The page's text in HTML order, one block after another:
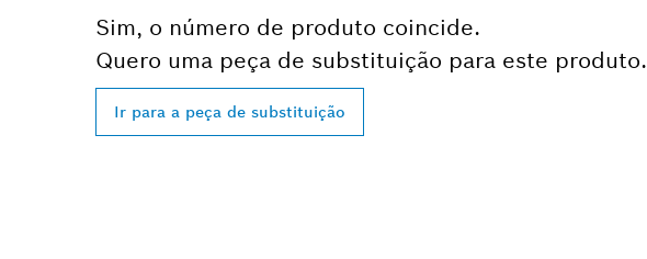
Sim, o número de produto coincide.
Quero uma peça de substituição para este produto.
Ir para a peça de substituição